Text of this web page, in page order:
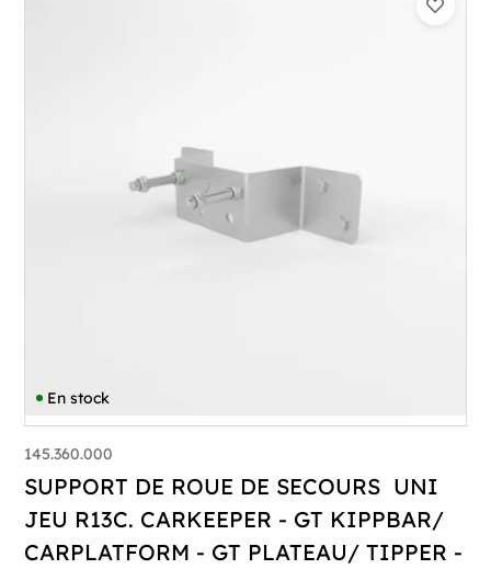
En stock
145.360.000
SUPPORT DE ROUE DE SECOURS UNI
JEU R13C. CARKEEPER - GT KIPPBAR/
CARPLATFORM - GT PLATEAU/ TIPPER -